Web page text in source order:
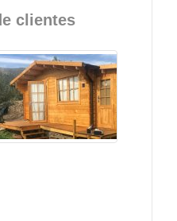
clientes